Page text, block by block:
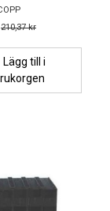
210,37 kr
Lägg till i